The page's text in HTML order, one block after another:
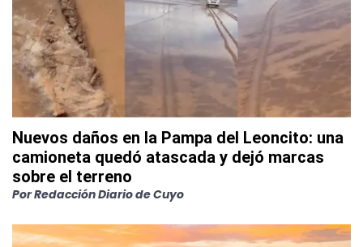
Nuevos daños en la Pampa del Leoncito: una
camioneta quedó atascada y dejó marcas
sobre el terreno
PorRedacción Diario de Cuyo